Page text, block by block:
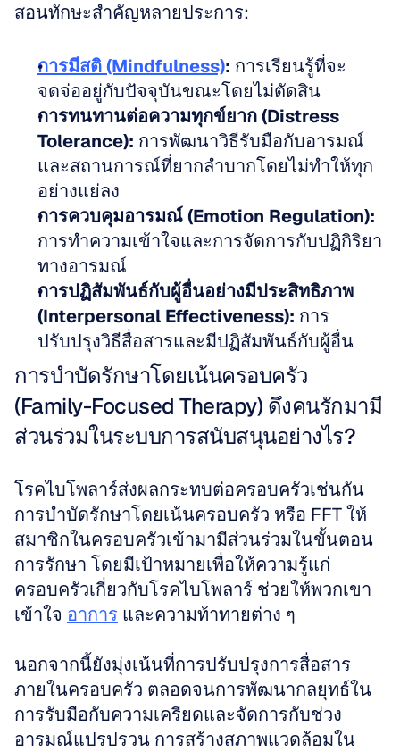
สอนทักษะสำคัญหลายประการ:
การมีสติ (Mindfulness): การเรียนรู้ที่จะ
จดจ่ออยู่กับปัจจุบันขณะโดยไม่ตัดสิน
การทนทานต่อความทุกข์ยาก (Distress
Tolerance): การพัฒนาวิธีรับมือกับอารมณ์
และสถานการณ์ที่ยากลำบากโดยไม่ทำให้ทุก
อย่างแย่ลง
การควบคุมอารมณ์ (Emotion Regulation):
การทำความเข้าใจและการจัดการกับปฏิกิริยา
ทางอารมณ์
การปฏิสัมพันธ์กับผู้อื่นอย่างมีประสิทธิภาพ
(Interpersonal Effectiveness): การ
ปรับปรุงวิธีสื่อสารและมีปฏิสัมพันธ์กับผู้อื่น
การบำบัดรักษาโดยเน้นครอบครัว
(Family-Focused Therapy) ดึงคนรักมามี
ส่วนร่วมในระบบการสนับสนุนอย่างไร?
โรคไบโพลาร์ส่งผลกระทบต่อครอบครัวเช่นกัน
การบำบัดรักษาโดยเน้นครอบครัว หรือ FFT ให้
สมาชิกในครอบครัวเข้ามามีส่วนร่วมในขั้นตอน
การรักษา โดยมีเป้าหมายเพื่อให้ความรู้แก่
ครอบครัวเกี่ยวกับโรคไบโพลาร์ ช่วยให้พวกเขา
เข้าใจ อาการ และความท้าทายต่าง ๆ
นอกจากนี้ยังมุ่งเน้นที่การปรับปรุงการสื่อสาร
ภายในครอบครัว ตลอดจนการพัฒนากลยุทธ์ใน
การรับมือกับความเครียดและจัดการกับช่วง
อารมณ์แปรปรวน การสร้างสภาพแวดล้อมใน